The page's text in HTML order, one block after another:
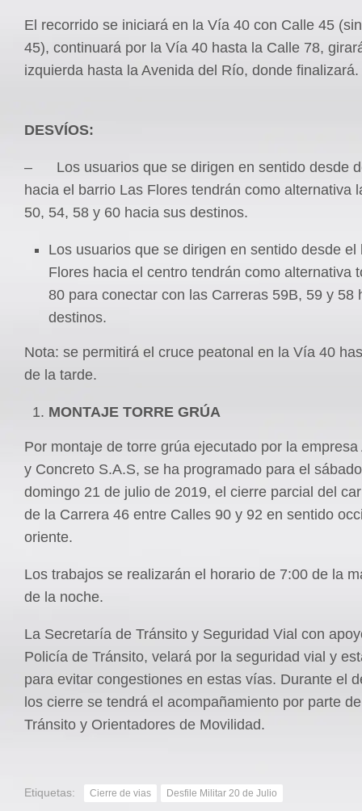
El recorrido se iniciará en la Vía 40 con Calle 45
45), continuará por la Vía 40 hasta la Calle 78,
izquierda hasta la Avenida del Río, donde finalizará.
DESVÍOS:
– Los usuarios que se dirigen en sentido desde
hacia el barrio Las Flores tendrán como alternativa
50, 54, 58 y 60 hacia sus destinos.
Los usuarios que se dirigen en sentido desde el
Flores hacia el centro tendrán como alternativa
80 para conectar con las Carreras 59B, 59 y 58
destinos.
Nota: se permitirá el cruce peatonal en la Vía 40
de la tarde.
MONTAJE TORRE GRÚA
Por montaje de torre grúa ejecutado por la empresa
y Concreto S.A.S, se ha programado para el
domingo 21 de julio de 2019, el cierre parcial del
de la Carrera 46 entre Calles 90 y 92 en sentido
oriente.
Los trabajos se realizarán el horario de 7:00 de la
de la noche.
La Secretaría de Tránsito y Seguridad Vial con
Policía de Tránsito, velará por la seguridad vial y
para evitar congestiones en estas vías. Durante el
los cierre se tendrá el acompañamiento por parte
Tránsito y Orientadores de Movilidad.
Etiquetas: Cierre de vias Desfile Militar 20 de Julio